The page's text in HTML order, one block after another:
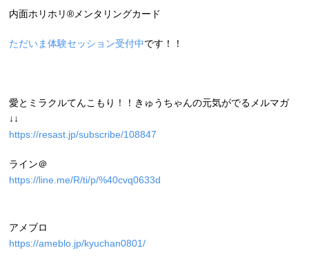
内面ホリホリ®メンタリングカード
ただいま体験セッション受付中です！！
愛とミラクルてんこもり！！きゅうちゃんの元気がでるメルマガ
↓↓
https://resast.jp/subscribe/108847
ライン＠
https://line.me/R/ti/p/%40cvq0633d
アメブロ
https://ameblo.jp/kyuchan0801/